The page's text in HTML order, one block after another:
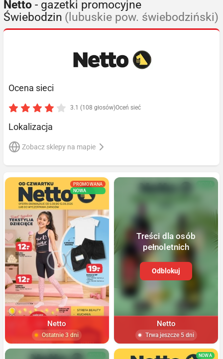
Netto - gazetki promocyjne
Świebodzin (lubuskie pow. świebodziński)
Ocena sieci
3.1 (108 głosów)Oceń sieć
Lokalizacja
Zobacz sklepy na mapie
PROMOWANA
NOWA
Netto
Ostatnie 3 dni
Treści dla osób
pełnoletnich
Odblokuj
Netto
Trwa jeszcze 5 dni
NOWA